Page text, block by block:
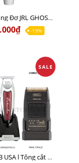
Combo Tông Đơ JRL GHOST 2 Limited Edition Chính Hãng USA
-19%
SALE
COMBO 3B USA l Tông cắt SENIOR + Tông viền DETAILER PRO LI + Cạo khô FINALE